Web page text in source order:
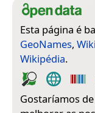
Esta página é
GeoNames,
Wikipédia.
Gostaríamos